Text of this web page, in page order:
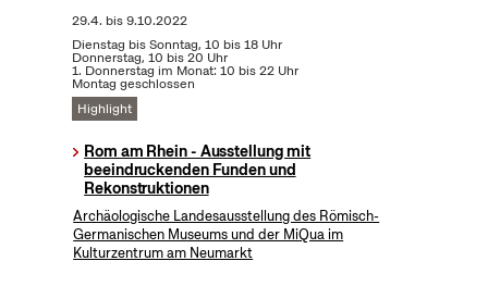
29.4. bis9.10.2022
Dienstag bis Sonntag, 10 bis 18 Uhr
Donnerstag, 10 bis 20 Uhr
1. Donnerstag im Monat: 10 bis 22 Uhr
Montag geschlossen
Highlight
Rom am Rhein - Ausstellung mit
beeindruckenden Funden und
Rekonstruktionen
Archäologische Landesausstellung des Römisch-
Germanischen Museums und der MiQua im
Kulturzentrum am Neumarkt